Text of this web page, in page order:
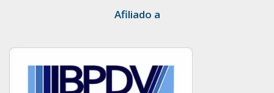
Afiliado a